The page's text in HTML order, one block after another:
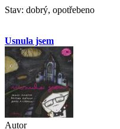
Stav: dobrý, opotřebeno
Usnula jsem
Autor